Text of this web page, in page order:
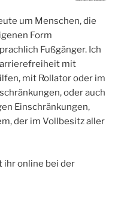
um Menschen, die
Form
Fußgänger. Ich
mit
mit Rollator oder im
oder auch
Einschränkungen,
der im Vollbesitz aller
ihr online bei der